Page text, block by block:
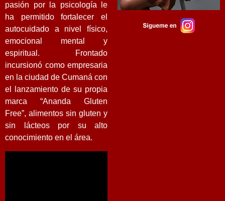
pasión por la psicología le
ha permitidofortalecer el
autocuidado a nivel físico,
emocional mental y
espiritual. Frontado
incursionó como empresaria
en la ciudad de Cumaná con
el lanzamiento de su propia
marca “Ananda Gluten
Free”, alimentos sin gluten y
sin lácteos por su alto
conocimiento en el área.